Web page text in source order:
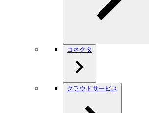
コネクタ
クラウドサービス